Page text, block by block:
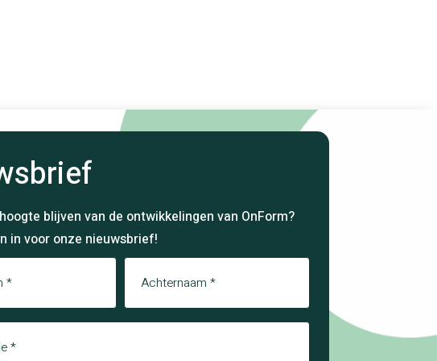
blijven van de ontwikkelingen van OnForm?
in voor onze nieuwsbrief!